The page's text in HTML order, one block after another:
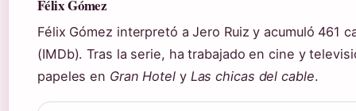
Félix Gómez
Félix Gómez interpretó a Jero Ruiz y acumuló 461
(IMDb). Tras la serie, ha trabajado en cine y
papeles en Gran Hotely Las chicas del cable.